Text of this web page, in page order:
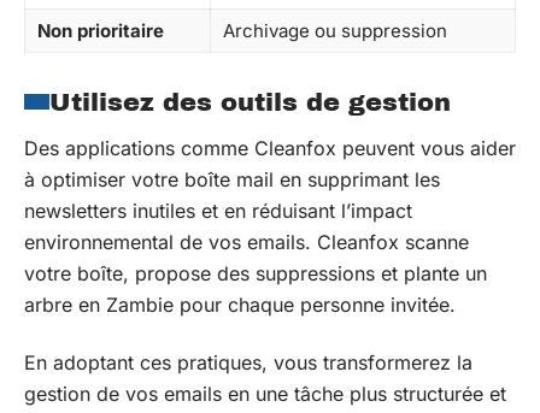
Non prioritaire
Archivage ou suppression
Utilisez des outils de gestion
Des applications comme Cleanfox peuvent vous aider
à optimiser votre boîte mail en supprimant les
newsletters inutiles et en réduisant l’impact
environnemental de vos emails. Cleanfox scanne
votre boîte, propose des suppressions et plante un
arbre en Zambie pour chaque personne invitée.
En adoptant ces pratiques, vous transformerez la
gestion de vos emails en une tâche plus structurée et